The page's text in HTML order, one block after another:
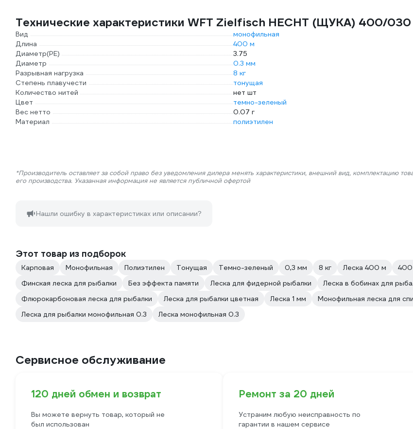
Технические характеристики WFT Zielfisch HECHT (ЩУКА) 400/030
Вид
монофильная
Длина
400 м
Диаметр(PE)
3.75
Диаметр
0.3 мм
Разрывная нагрузка
8 кг
Степень плавучести
тонущая
Количество нитей
нет шт
Цвет
темно-зеленый
Вес нетто
0.07 г
Материал
полиэтилен
*Производитель оставляет за собой право без уведомления дилера менять характеристики, внешний вид, комплектацию
его производства. Указанная информация не является публичной офертой
Нашли ошибку в характеристиках или описании?
Этот товар из подборок
Карповая Монофильная Полиэтилен Тонущая Темно-зеленый 0,3 мм 8 кг Леска 400 м
Финская леска для рыбалки
Без эффекта памяти Леска для фидерной рыбалки Леска в бобинах для
Флюрокарбоновая леска для рыбалки
Леска для рыбалки цветная Леска 1 мм Монофильная леска для
Леска для рыбалки монофильная 0.3
Леска монофильная 0.3
Сервисное обслуживание
120 дней обмен и возврат
Вы можете вернуть товар, который не
был использован
Ремонт за 20 дней
Устраним любую неисправность по
гарантии в нашем сервисе